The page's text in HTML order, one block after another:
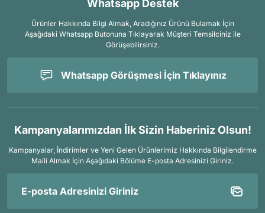
Whatsapp Destek
Ürünler Hakkında Bilgi Almak, Aradığınız Ürünü Bulamak İçin
Aşağıdaki Whatsapp Butonuna Tıklayarak Müşteri Temsilciniz ile
Görüşebilirsiniz.
Whatsapp Görüşmesi İçin Tıklayınız
Kampanyalarımızdan İlk Sizin Haberiniz Olsun!
Kampanyalar, İndirimler ve Yeni Gelen Ürünlerimiz Hakkında Bilgilendirme
Maili Almak İçin Aşağıdaki Bölüme E-posta Adresinizi Giriniz.